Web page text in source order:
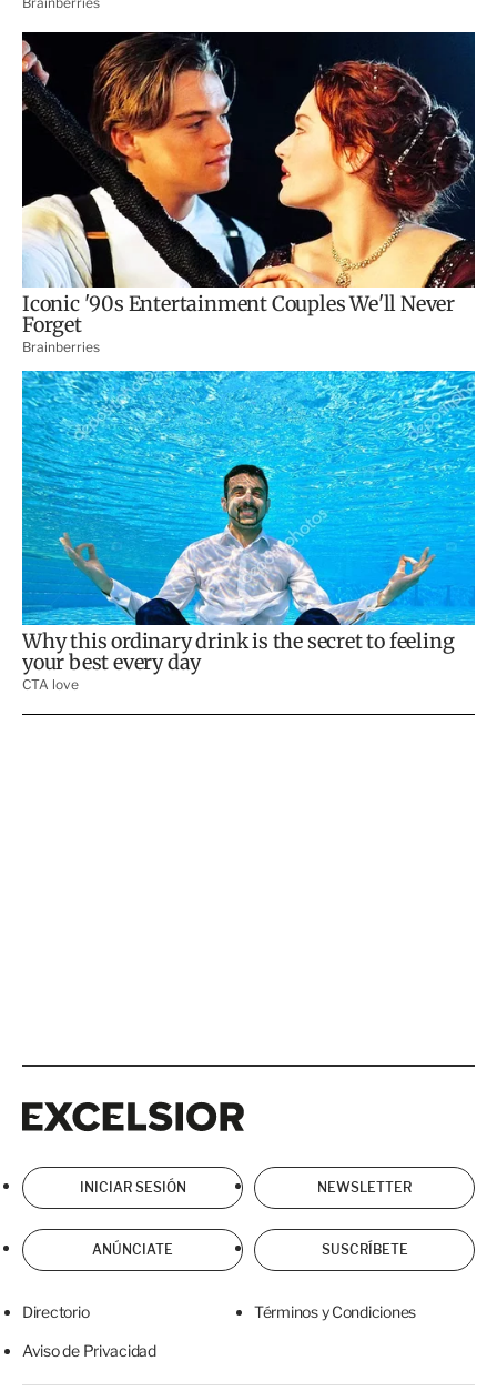
INICIAR SESIÓN NEWSLETTER
ANÚNCIATE SUSCRÍBETE
Directorio Términos y Condiciones
Aviso de Privacidad